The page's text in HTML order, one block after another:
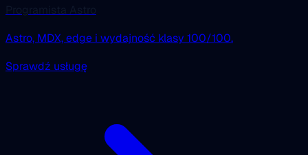
Astro, MDX, edge i wydajność klasy 100/100.
Sprawdź usługę